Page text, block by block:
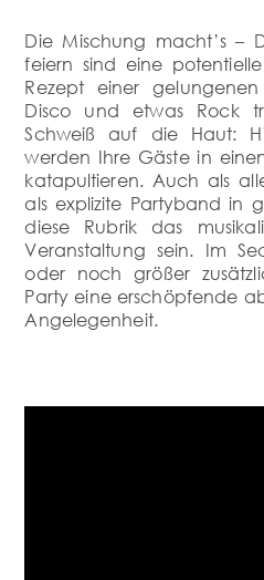
Die Mischung macht’s –
feiern sind eine
Rezept einer
Disco und etwas Rock
Schweiß auf die Haut:
werden Ihre Gäste in
katapultieren. Auch als
als explizite Partyband in
diese Rubrik das
Veranstaltung sein. Im
oder noch größer
Party eine erschöpfende
Angelegenheit.